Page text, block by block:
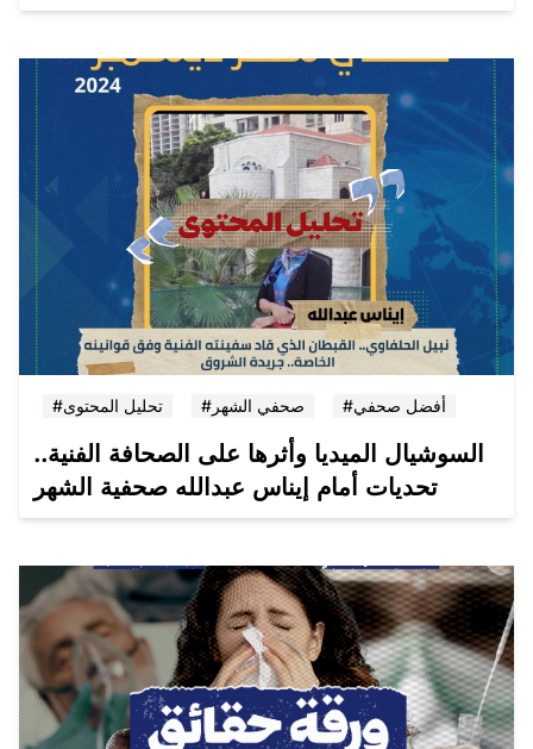
#تحليل المحتوى #صحفي الشهر #أفضل صحفي
السوشيال الميديا وأثرها على الصحافة الفنية..
تحديات أمام إيناس عبدالله صحفية الشهر